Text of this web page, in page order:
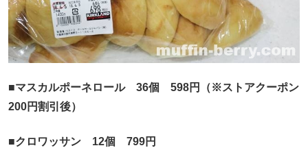
■マスカルポーネロール 36個 598円（※ストアクーポン
200円割引後）
■クロワッサン 12個 799円